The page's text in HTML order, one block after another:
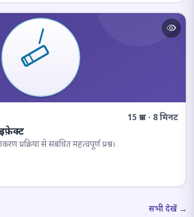
15 प्रश्न · 8 मिनट
प्रक्रिया से संबंधित महत्वपूर्ण प्रश्न।
सभी देखें →